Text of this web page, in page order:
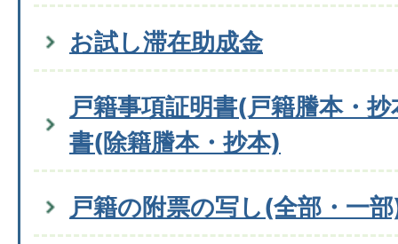
お試し滞在助成金
戸籍事項証明書(戸籍謄本・
書(除籍謄本・抄本)
戸籍の附票の写し(全部・一